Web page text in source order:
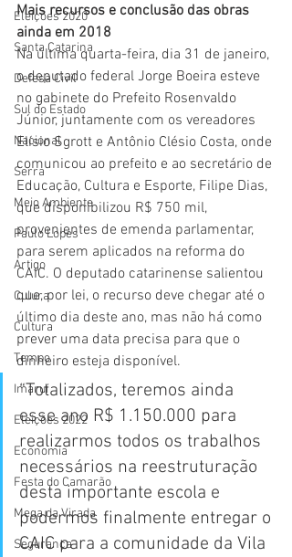
Eleições 2020
Santa Catarina
Defesa Civil
Sul do Estado
Nacional
Serra
Meio Ambiente
Paulo Lopes
Artigo
Culura
Cultura
Tempo
Imaruí
Eleições 2022
Economia
Festa do Camarão
Mega da Virada
Segurança
Mais recursos e conclusão das obras
ainda em 2018
Na última quarta-feira, dia 31 de janeiro,
o deputado federal Jorge Boeira esteve
no gabinete do Prefeito Rosenvaldo
Júnior, juntamente com os vereadores
Elísio Sgrott e Antônio Clésio Costa, onde
comunicou ao prefeito e ao secretário de
Educação, Cultura e Esporte, Filipe Dias,
que disponibilizou R$ 750 mil,
provenientes de emenda parlamentar,
para serem aplicados na reforma do
CAIC. O deputado catarinense salientou
que, por lei, o recurso deve chegar até o
último dia deste ano, mas não há como
prever uma data precisa para que o
dinheiro esteja disponível.
“Totalizados, teremos ainda
esse ano R$ 1.150.000 para
realizarmos todos os trabalhos
necessários na reestruturação
desta importante escola e
podermos finalmente entregar o
CAIC para a comunidade da Vila